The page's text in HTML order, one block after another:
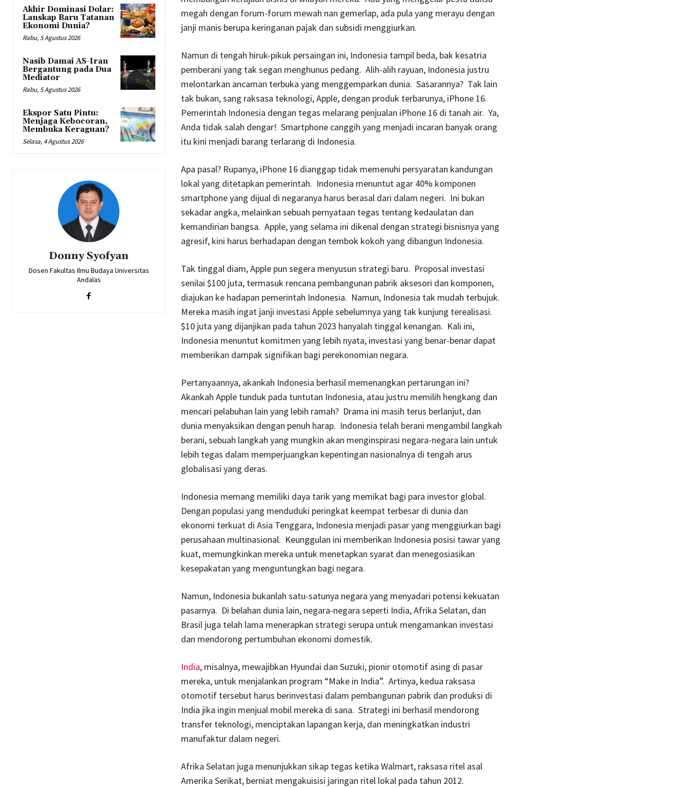
Akhir Dominasi Dolar:
Lanskap Baru Tatanan
Ekonomi Dunia?
Rabu, 5 Agustus 2026
Nasib Damai AS-Iran
Bergantung pada Dua
Mediator
Rabu, 5 Agustus 2026
Ekspor Satu Pintu:
Menjaga Kebocoran,
Membuka Keraguan?
Selasa, 4 Agustus 2026
Donny Syofyan
Dosen Fakultas Ilmu Budaya Universitas
Andalas
megah dengan forum-forum mewah nan gemerlap, ada pula yang merayu dengan
janji manis berupa keringanan pajak dan subsidi menggiurkan.
Namun di tengah hiruk-pikuk persaingan ini, Indonesia tampil beda, bak kesatria
pemberani yang tak segan menghunus pedang. Alih-alih rayuan, Indonesia justru
melontarkan ancaman terbuka yang menggemparkan dunia. Sasarannya? Tak lain
tak bukan, sang raksasa teknologi, Apple, dengan produk terbarunya, iPhone 16.
Pemerintah Indonesia dengan tegas melarang penjualan iPhone 16 di tanah air. Ya,
Anda tidak salah dengar! Smartphone canggih yang menjadi incaran banyak orang
itu kini menjadi barang terlarang di Indonesia.
Apa pasal? Rupanya, iPhone 16 dianggap tidak memenuhi persyaratan kandungan
lokal yang ditetapkan pemerintah. Indonesia menuntut agar 40% komponen
smartphone yang dijual di negaranya harus berasal dari dalam negeri. Ini bukan
sekadar angka, melainkan sebuah pernyataan tegas tentang kedaulatan dan
kemandirian bangsa. Apple, yang selama ini dikenal dengan strategi bisnisnya yang
agresif, kini harus berhadapan dengan tembok kokoh yang dibangun Indonesia.
Tak tinggal diam, Apple pun segera menyusun strategi baru. Proposal investasi
senilai $100 juta, termasuk rencana pembangunan pabrik aksesori dan komponen,
diajukan ke hadapan pemerintah Indonesia. Namun, Indonesia tak mudah terbujuk.
Mereka masih ingat janji investasi Apple sebelumnya yang tak kunjung terealisasi.
$10 juta yang dijanjikan pada tahun 2023 hanyalah tinggal kenangan. Kali ini,
Indonesia menuntut komitmen yang lebih nyata, investasi yang benar-benar dapat
memberikan dampak signifikan bagi perekonomian negara.
Pertanyaannya, akankah Indonesia berhasil memenangkan pertarungan ini?
Akankah Apple tunduk pada tuntutan Indonesia, atau justru memilih hengkang dan
mencari pelabuhan lain yang lebih ramah? Drama ini masih terus berlanjut, dan
dunia menyaksikan dengan penuh harap. Indonesia telah berani mengambil langkah
berani, sebuah langkah yang mungkin akan menginspirasi negara-negara lain untuk
lebih tegas dalam memperjuangkan kepentingan nasionalnya di tengah arus
globalisasi yang deras.
Indonesia memang memiliki daya tarik yang memikat bagi para investor global.
Dengan populasi yang menduduki peringkat keempat terbesar di dunia dan
ekonomi terkuat di Asia Tenggara, Indonesia menjadi pasar yang menggiurkan bagi
perusahaan multinasional. Keunggulan ini memberikan Indonesia posisi tawar yang
kuat, memungkinkan mereka untuk menetapkan syarat dan menegosiasikan
kesepakatan yang menguntungkan bagi negara.
Namun, Indonesia bukanlah satu-satunya negara yang menyadari potensi kekuatan
pasarnya. Di belahan dunia lain, negara-negara seperti India, Afrika Selatan, dan
Brasil juga telah lama menerapkan strategi serupa untuk mengamankan investasi
dan mendorong pertumbuhan ekonomi domestik.
India, misalnya, mewajibkan Hyundai dan Suzuki, pionir otomotif asing di pasar
mereka, untuk menjalankan program “Make in India”. Artinya, kedua raksasa
otomotif tersebut harus berinvestasi dalam pembangunan pabrik dan produksi di
India jika ingin menjual mobil mereka di sana. Strategi ini berhasil mendorong
transfer teknologi, menciptakan lapangan kerja, dan meningkatkan industri
manufaktur dalam negeri.
Afrika Selatan juga menunjukkan sikap tegas ketika Walmart, raksasa ritel asal
Amerika Serikat, berniat mengakuisisi jaringan ritel lokal pada tahun 2012.